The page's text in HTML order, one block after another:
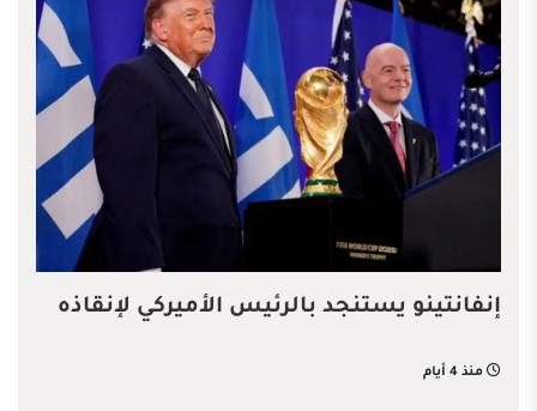
إنفانتينو يستنجد بالرئيس الأميركي لإنقاذه
منذ 4 أيام